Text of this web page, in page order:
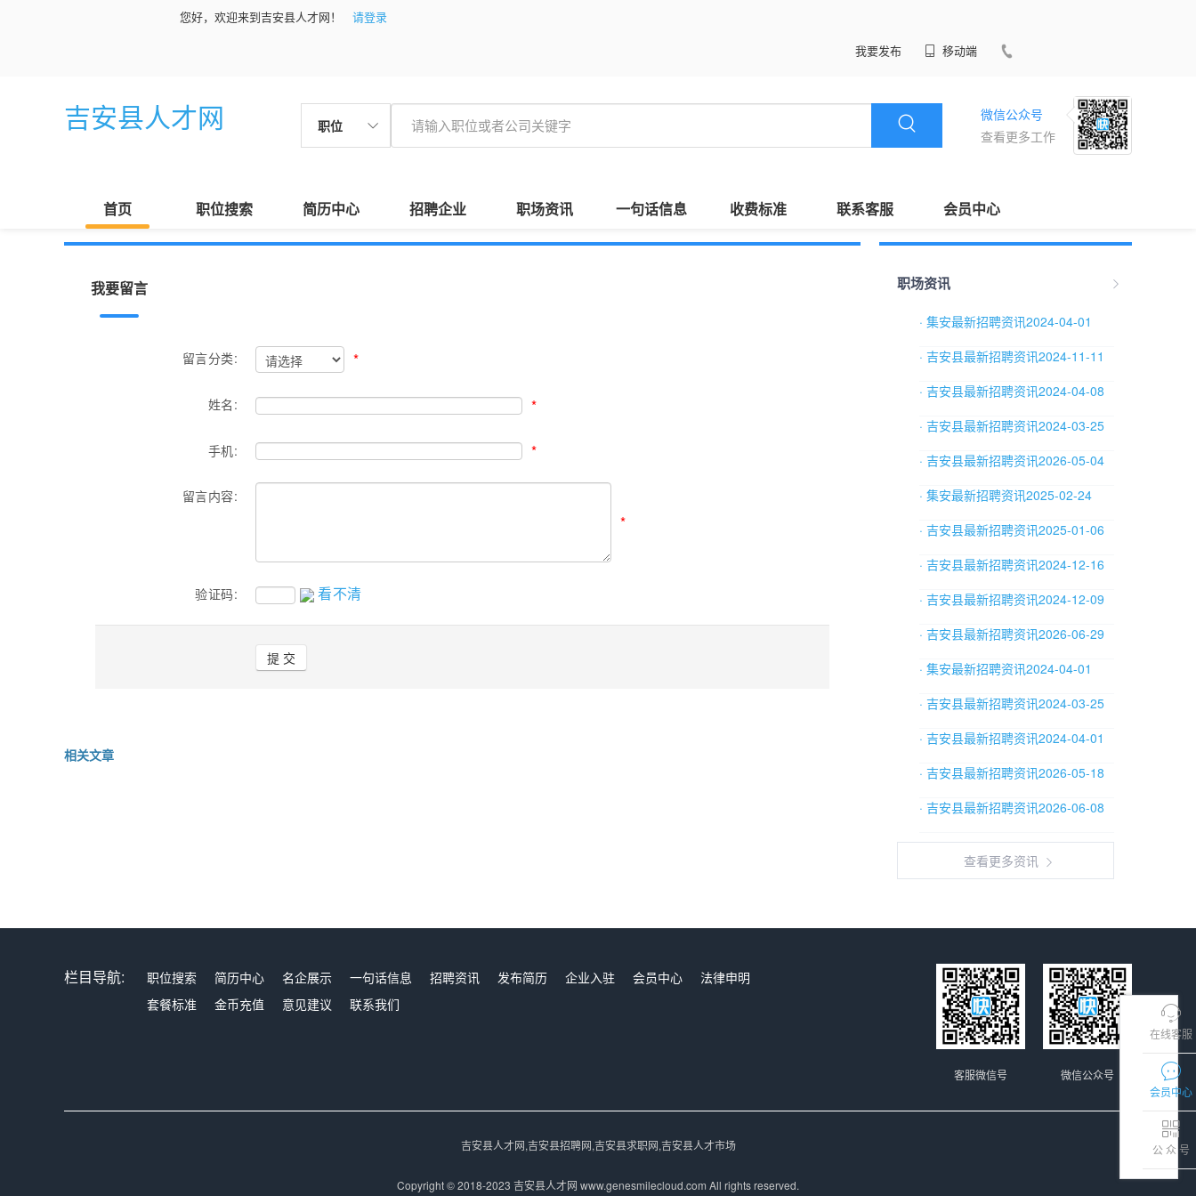
您好，欢迎来到吉安县人才网！
请登录
我要发布
移动端
吉安县人才网 职位
微信公众号
查看更多工作
首页 职位搜索 简历中心 招聘企业 职场资讯 一句话信息 收费标准 联系客服 会员中心
在线客服
会员中心
公 众 号
我要留言
留言分类: *
姓名: *
手机: *
留言内容:
*
验证码: 看不清
相关文章
职场资讯
· 集安最新招聘资讯2024-04-01
· 吉安县最新招聘资讯2024-11-11
· 吉安县最新招聘资讯2024-04-08
· 吉安县最新招聘资讯2024-03-25
· 吉安县最新招聘资讯2026-05-04
· 集安最新招聘资讯2025-02-24
· 吉安县最新招聘资讯2025-01-06
· 吉安县最新招聘资讯2024-12-16
· 吉安县最新招聘资讯2024-12-09
· 吉安县最新招聘资讯2026-06-29
· 集安最新招聘资讯2024-04-01
· 吉安县最新招聘资讯2024-03-25
· 吉安县最新招聘资讯2024-04-01
· 吉安县最新招聘资讯2026-05-18
· 吉安县最新招聘资讯2026-06-08
查看更多资讯
栏目导航: 职位搜索 简历中心 名企展示 一句话信息 招聘资讯 发布简历 企业入驻 会员中心
法律申明
套餐标准
金币充值 意见建议 联系我们
微信公众号
客服微信号
吉安县人才网,吉安县招聘网,吉安县求职网,吉安县人才市场
Copyright © 2018-2023 吉安县人才网 www.genesmilecloud.com All rights reserved.